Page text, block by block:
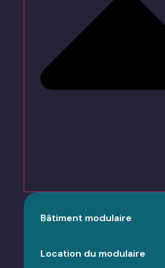
Bâtiment modulaire
Location du modulaire